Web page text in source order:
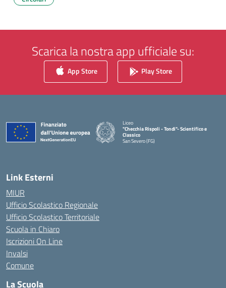
Scarica la nostra app ufficiale su:
App Store Play Store
Liceo
"Checchia Rispoli - Tondi"- Scientifico e
Classico
San Severo (FG)
Link Esterni
MIUR
Ufficio Scolastico Regionale
Ufficio Scolastico Territoriale
Scuola in Chiaro
Iscrizioni On Line
Invalsi
Comune
La Scuola